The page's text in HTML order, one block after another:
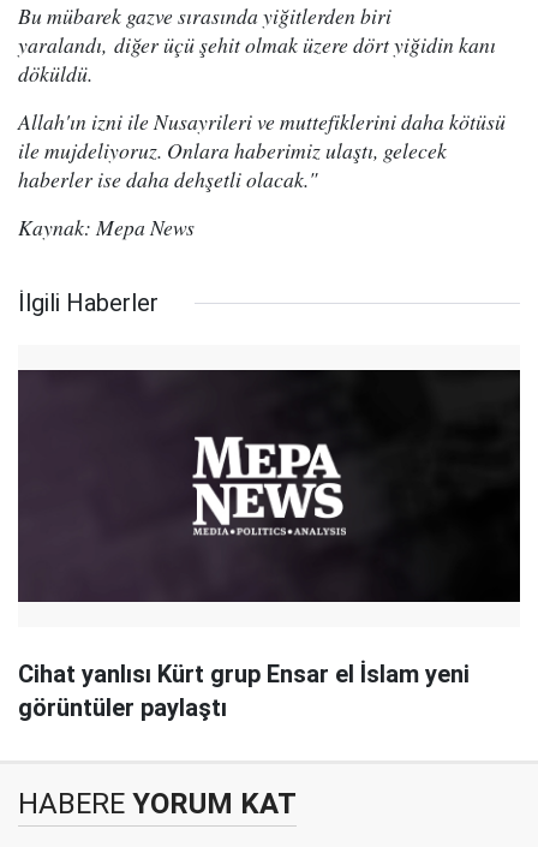
Bu mübarek gazve sırasında yiğitlerden biri
yaralandı, diğer üçü şehit olmak üzere dört yiğidin kanı
döküldü.
Allah'ın izni ile Nusayrileri ve muttefiklerini daha kötüsü
ile mujdeliyoruz. Onlara haberimiz ulaştı, gelecek
haberler ise daha dehşetli olacak."
Kaynak: Mepa News
İlgili Haberler
Cihat yanlısı Kürt grup Ensar el İslam yeni
görüntüler paylaştı
HABERE YORUM KAT